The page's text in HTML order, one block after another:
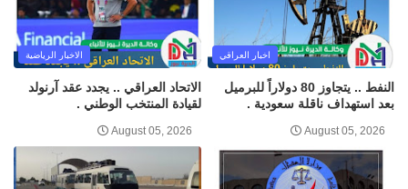
اخبار العراقي
النفط .. يتجاوز 80 دولاراً للبرميل
بعد استهداف ناقلة سعودية .
August 05, 2026
الاخبار الرياضية
الاتحاد العراقي .. يجدد عقد آرنولد
لقيادة المنتخب الوطني .
August 05, 2026